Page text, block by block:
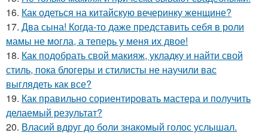
16. Как одеться на китайскую вечеринку женщине?
17. Два сына! Когда-то даже представить себя в роли
мамы не могла, а теперь у меня их двое!
18. Как подобрать свой макияж, укладку и найти свой
стиль, пока блогеры и стилисты не научили вас
выглядеть как все?
19. Как правильно сориентировать мастера и получить
делаемый результат?
20. Власий вдруг до боли знакомый голос услышал.